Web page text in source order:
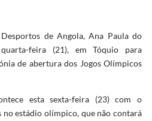
de Angola, Ana Paula do
feira (21), em Tóquio para
de abertura dos Jogos Olímpicos
esta sexta-feira (23) com o
estádio olímpico, que não contará